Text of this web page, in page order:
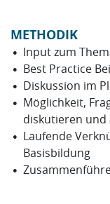
METHODIK
Input zum
Best Practice
Diskussion im
Möglichkeit,
diskutieren und
Laufende
Basisbildung